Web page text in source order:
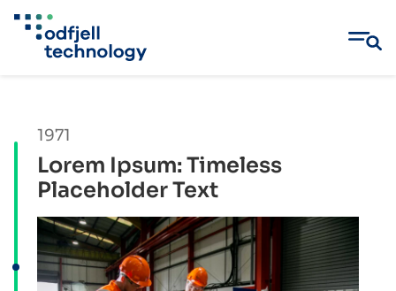
content1971
Lorem Ipsum: Timeless
Placeholder Text